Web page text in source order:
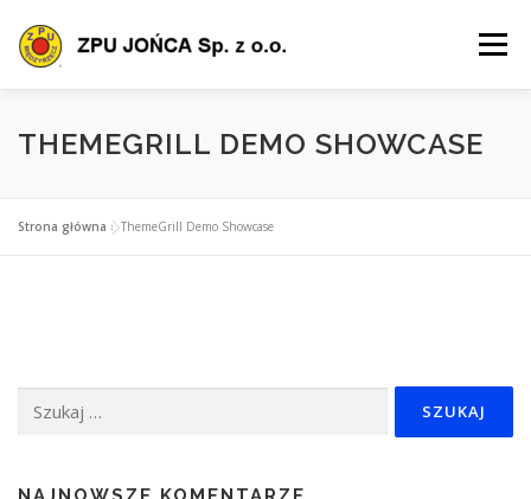
treści
Menu
O FIRMIE OFERTA PRODUKTY SZKOLENIA
CERTYFIKACJA POBIERZ
THEMEGRILL DEMO SHOWCASE
Strona główna »ThemeGrill Demo Showcase